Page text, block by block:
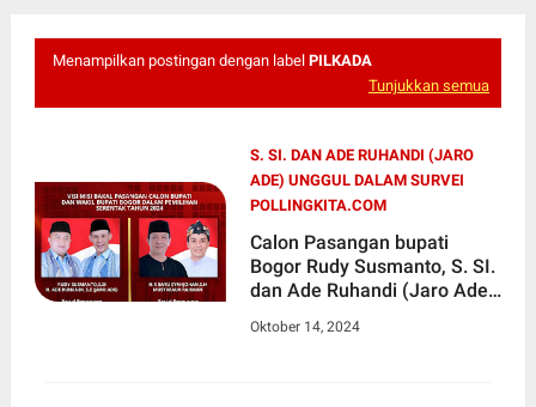
Menampilkan postingan dengan label PILKADA
Tunjukkan semua
S. SI. DAN ADE RUHANDI (JARO
ADE) UNGGUL DALAM SURVEI
POLLINGKITA.COM
Calon Pasangan bupati
Bogor Rudy Susmanto, S. SI.
dan Ade Ruhandi (Jaro Ade)
Pollingkita.com
Oktober 14, 2024